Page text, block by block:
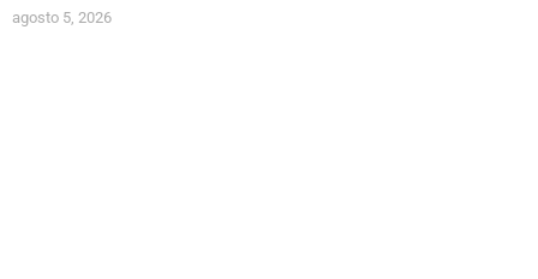
agosto 5, 2026